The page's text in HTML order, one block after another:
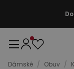
Dámské / Obuv /